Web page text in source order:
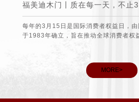
每年的3月15日是国际消费者权益日，
于1983年确立，旨在推动全球消费者权
MORE>